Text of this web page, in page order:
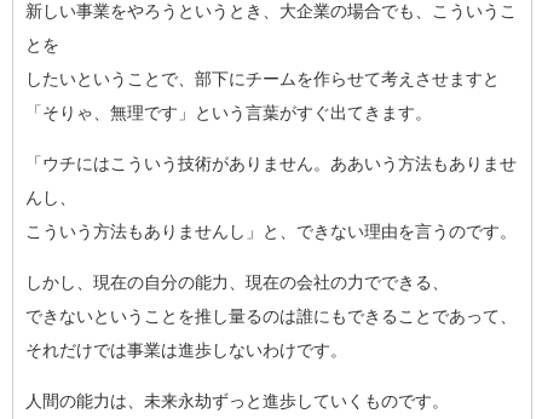
新しい事業をやろうというとき、大企業の場合でも、こういうこ
と を
したいということで、部下にチームを作らせて考えさせますと
「そりゃ、無理です」という言葉がすぐ出てきます。
「ウチにはこういう技術がありません。ああいう方法もありませ
ん し、
こういう方法もありませんし」と、できない理由を言うのです。
しかし、現在の自分の能力、現在の会社の力でできる、
できないということを推し量るのは誰にもできることであって、
それだけでは事業は進歩しないわけです。
人間の能力は、未来永劫ずっと進歩していくものです。